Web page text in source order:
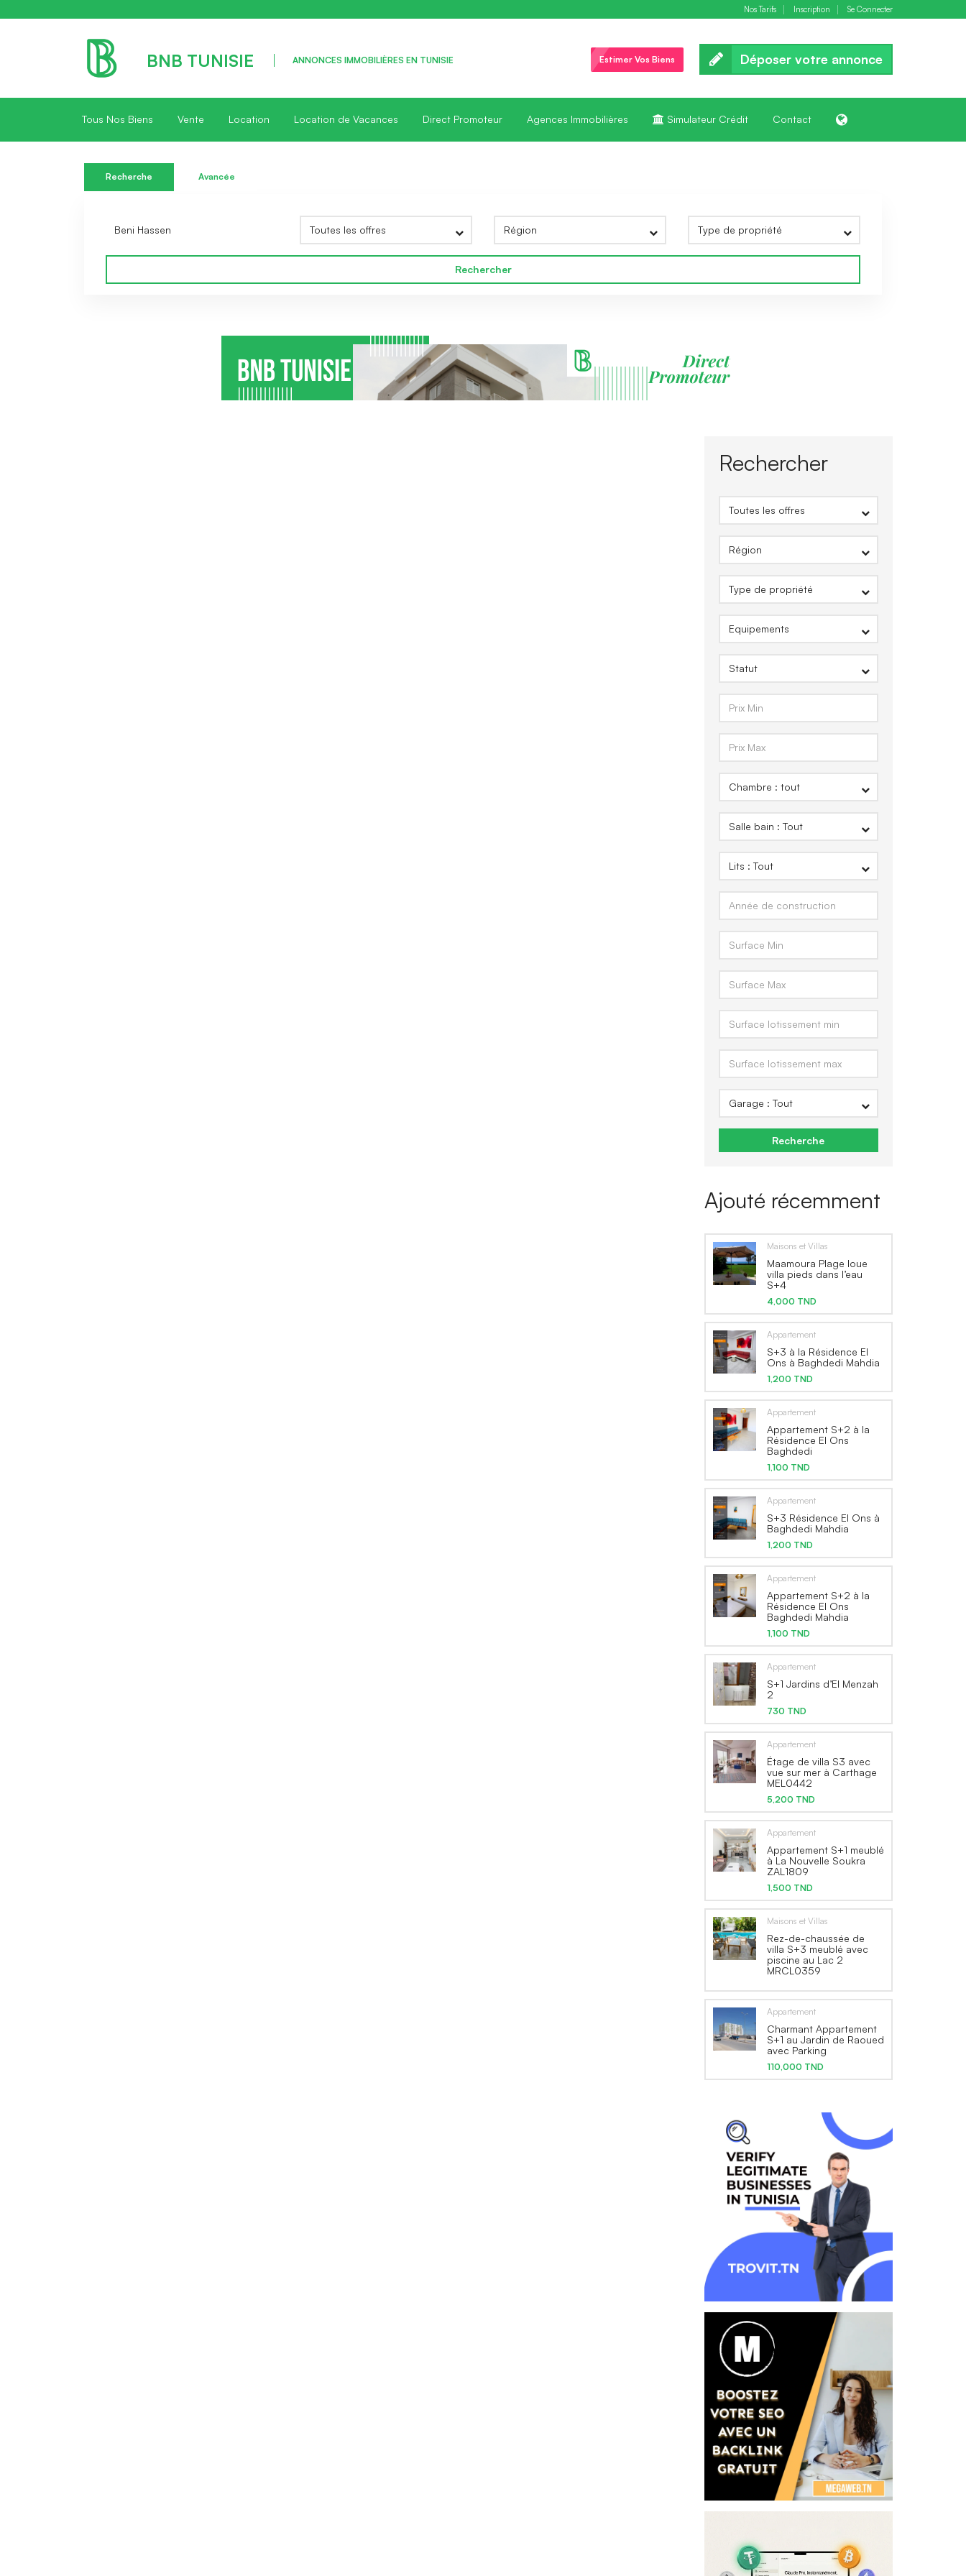
Nos Tarifs Inscription Se Connecter
BNB TUNISIE ANNONCES IMMOBILIÈRES EN TUNISIE Estimer Vos Biens Déposer votre annonce
Tous Nos Biens Vente Location Location de Vacances Direct Promoteur Agences Immobilières Simulateur Crédit Contact
Recherche Avancée
Rechercher
Rechercher
Recherche
Ajouté récemment
Maisons et Villas
Maamoura Plage loue
villa pieds dans l’eau
S+4
4,000 TND
Appartement
S+3 à la Résidence El
Ons à Baghdedi Mahdia
1,200 TND
Appartement
Appartement S+2 à la
Résidence El Ons
Baghdedi
1,100 TND
Appartement
S+3 Résidence El Ons à
Baghdedi Mahdia
1,200 TND
Appartement
Appartement S+2 à la
Résidence El Ons
Baghdedi Mahdia
1,100 TND
Appartement
S+1 Jardins d’El Menzah
2
730 TND
Appartement
Étage de villa S3 avec
vue sur mer à Carthage
MEL0442
5,200 TND
Appartement
Appartement S+1 meublé
à La Nouvelle Soukra
ZAL1809
1,500 TND
Maisons et Villas
Rez-de-chaussée de
villa S+3 meublé avec
piscine au Lac 2
MRCL0359
Appartement
Charmant Appartement
S+1 au Jardin de Raoued
avec Parking
110,000 TND